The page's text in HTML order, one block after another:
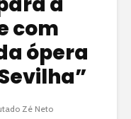
com
ópera
Zé Neto